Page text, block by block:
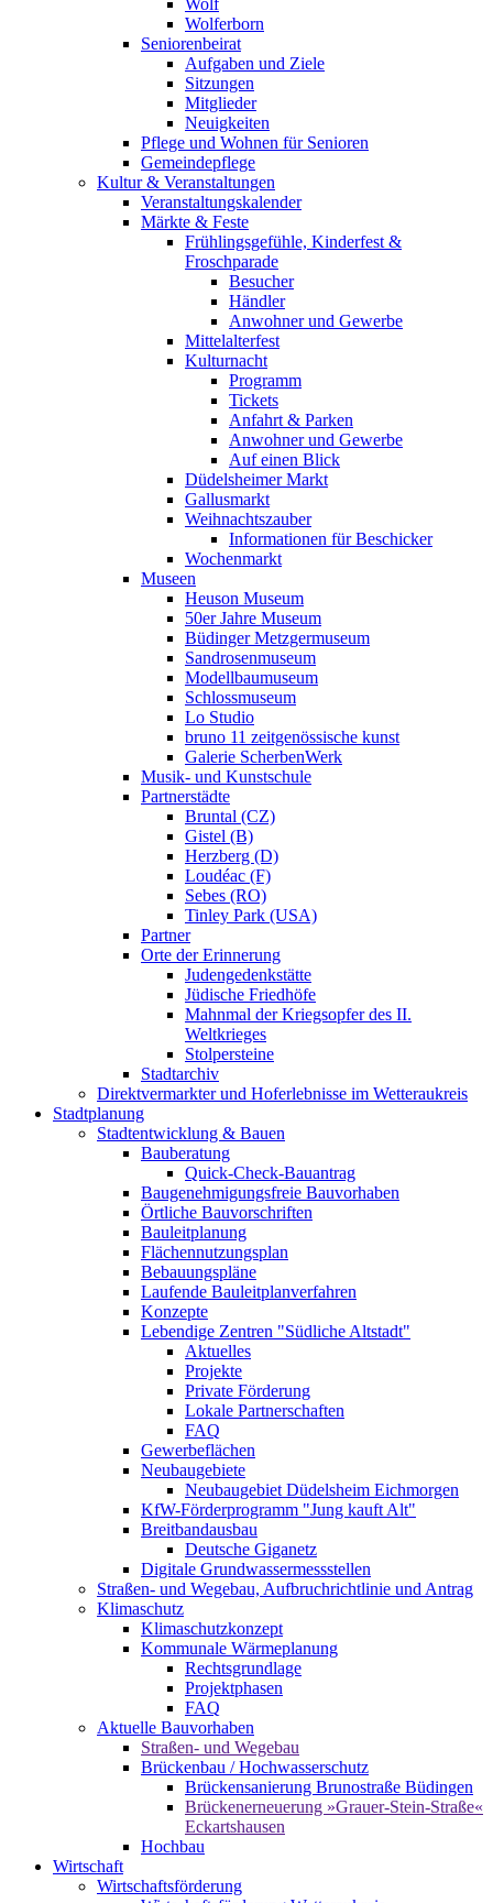
Wolf
Wolferborn
Seniorenbeirat
Aufgaben und Ziele
Sitzungen
Mitglieder
Neuigkeiten
Pflege und Wohnen für Senioren
Gemeindepflege
Kultur & Veranstaltungen
Veranstaltungskalender
Märkte & Feste
Frühlingsgefühle, Kinderfest &
Froschparade
Besucher
Händler
Anwohner und Gewerbe
Mittelalterfest
Kulturnacht
Programm
Tickets
Anfahrt & Parken
Anwohner und Gewerbe
Auf einen Blick
Düdelsheimer Markt
Gallusmarkt
Weihnachtszauber
Informationen für Beschicker
Wochenmarkt
Museen
Heuson Museum
50er Jahre Museum
Büdinger Metzgermuseum
Sandrosenmuseum
Modellbaumuseum
Schlossmuseum
Lo Studio
bruno 11 zeitgenössische kunst
Galerie ScherbenWerk
Musik- und Kunstschule
Partnerstädte
Bruntal (CZ)
Gistel (B)
Herzberg (D)
Loudéac (F)
Sebes (RO)
Tinley Park (USA)
Partner
Orte der Erinnerung
Judengedenkstätte
Jüdische Friedhöfe
Mahnmal der Kriegsopfer des II.
Weltkrieges
Stolpersteine
Stadtarchiv
Direktvermarkter und Hoferlebnisse im Wetteraukreis
Stadtplanung
Stadtentwicklung & Bauen
Bauberatung
Quick-Check-Bauantrag
Baugenehmigungsfreie Bauvorhaben
Örtliche Bauvorschriften
Bauleitplanung
Flächennutzungsplan
Bebauungspläne
Laufende Bauleitplanverfahren
Konzepte
Lebendige Zentren "Südliche Altstadt"
Aktuelles
Projekte
Private Förderung
Lokale Partnerschaften
FAQ
Gewerbeflächen
Neubaugebiete
Neubaugebiet Düdelsheim Eichmorgen
KfW-Förderprogramm "Jung kauft Alt"
Breitbandausbau
Deutsche Giganetz
Digitale Grundwassermessstellen
Straßen- und Wegebau, Aufbruchrichtlinie und Antrag
Klimaschutz
Klimaschutzkonzept
Kommunale Wärmeplanung
Rechtsgrundlage
Projektphasen
FAQ
Aktuelle Bauvorhaben
Straßen- und Wegebau
Brückenbau / Hochwasserschutz
Brückensanierung Brunostraße Büdingen
Brückenerneuerung »Grauer-Stein-Straße«
Eckartshausen
Hochbau
Wirtschaft
Wirtschaftsförderung